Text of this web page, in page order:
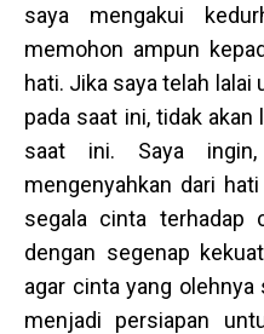
saya mengakui
memohon ampun
hati. Jika saya telah
pada saat ini, tidak
saat ini. Saya
mengenyahkan dari
segala cinta terhadap
dengan segenap
agar cinta yang
menjadi persiapan